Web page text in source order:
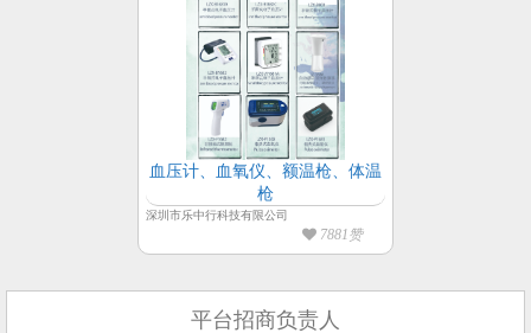
血压计、血氧仪、额温枪、体温
枪
深圳市乐中行科技有限公司
7881赞
平台招商负责人